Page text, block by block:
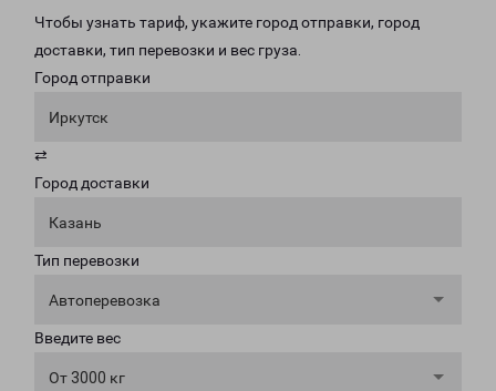
Чтобы узнать тариф, укажите город отправки, город
доставки, тип перевозки и вес груза.
Город отправки
Иркутск
⇄
Город доставки
Казань
Тип перевозки
Автоперевозка
Введите вес
От 3000 кг